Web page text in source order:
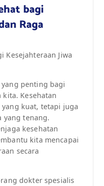
bagi
Raga
Kesejahteraan Jiwa
penting bagi
Kesehatan
kuat, tetapi juga
yang tenang.
kesehatan
kita mencapai
secara
dokter spesialis